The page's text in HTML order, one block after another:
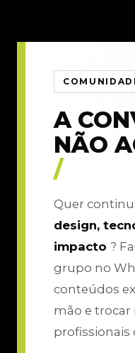
A
NÃO
/
Quer
design,
impacto ?
grupo no
conteúdos
mão e trocar
profissionais